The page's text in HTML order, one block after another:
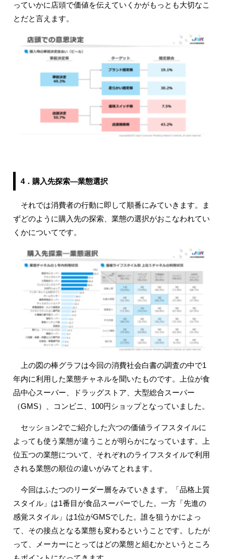
っていかに店頭で価値を伝えていくかがもっとも大切なこ
とだと言えます。
4．購入先探索―業態選択
それでは消費者の行動に即して順番にみていきます。ま
ずどのように購入先の探索、業態の選択がおこなわれてい
くかについてです。
上の図の棒グラフは今回の消費社会白書の調査の中で1
年内に利用した業態チャネルを聞いたものです。上位が食
品中心スーパー、ドラッグストア、大型総合スーパー
（GMS）、コンビニ、100円ショップとなっていました。
セッション2でご紹介した六つの価値ライフスタイルに
よっても使う業態が違うことが明らかになっています。上
位五つの業態について、それぞれのライフスタイルで利用
される業態の順位の違いがみてとれます。
今回はふたつのリーダー層をみていきます。「品格上質
スタイル」は1番目が食品スーパーでした。一方「先進の
感覚スタイル」は1位がGMSでした。誰を狙うかによっ
て、その接点となる業態も変わるということです。したが
って、メーカーにとってはどの業態と組むかというところ